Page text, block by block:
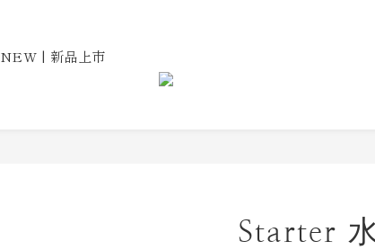
NEW | 新品上市
Starter